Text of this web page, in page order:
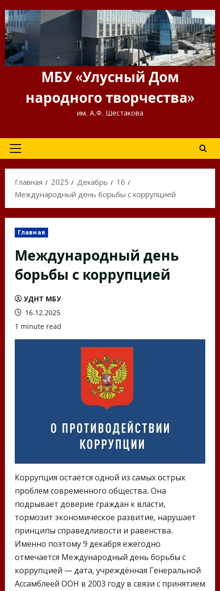
содержимому
МБУ «Улусный Дом
народного творчества»
им. А.Ф. Шестакова
Основное
Главная
2025 Декабрь
16
Международный день борьбы с коррупцией
Главная
Международный день
борьбы с коррупцией
УДНТ МБУ
16.12.2025
1 minute read
Коррупция остаётся одной из самых острых
проблем современного общества. Она
подрывает доверие граждан к власти,
тормозит экономическое развитие, нарушает
принципы справедливости и равенства.
Именно поэтому 9 декабря ежегодно
отмечается Международный день борьбы с
коррупцией — дата, учреждённая Генеральной
Ассамблеей ООН в 2003 году в связи с принятием